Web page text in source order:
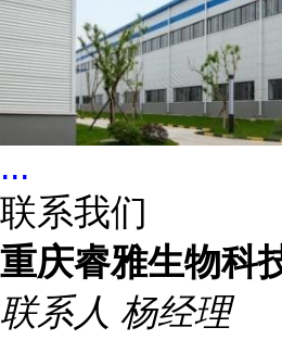
...
联系我们
重庆睿雅生物科
联系人 杨经理